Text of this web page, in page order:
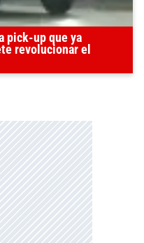
pick-up que ya
revolucionar el